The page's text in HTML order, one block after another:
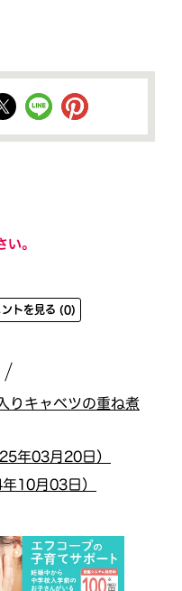
。
ントを見る (0)
りキャベツの重ね煮
年03月20日）
10月03日）